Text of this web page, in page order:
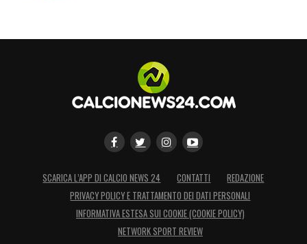
SCARICA L’APP DI CALCIO NEWS 24 CONTATTI
REDAZIONE
PRIVACY POLICY E TRATTAMENTO DEI DATI PERSONALI
INFORMATIVA ESTESA SUI COOKIE (COOKIE POLICY)
NETWORK SPORT REVIEW